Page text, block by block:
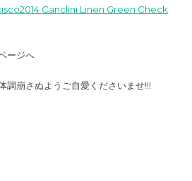
Canclini Linen Green Check
ージへ
調崩さぬようご自愛くださいませ!!!